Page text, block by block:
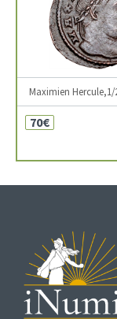
Maximien
70€